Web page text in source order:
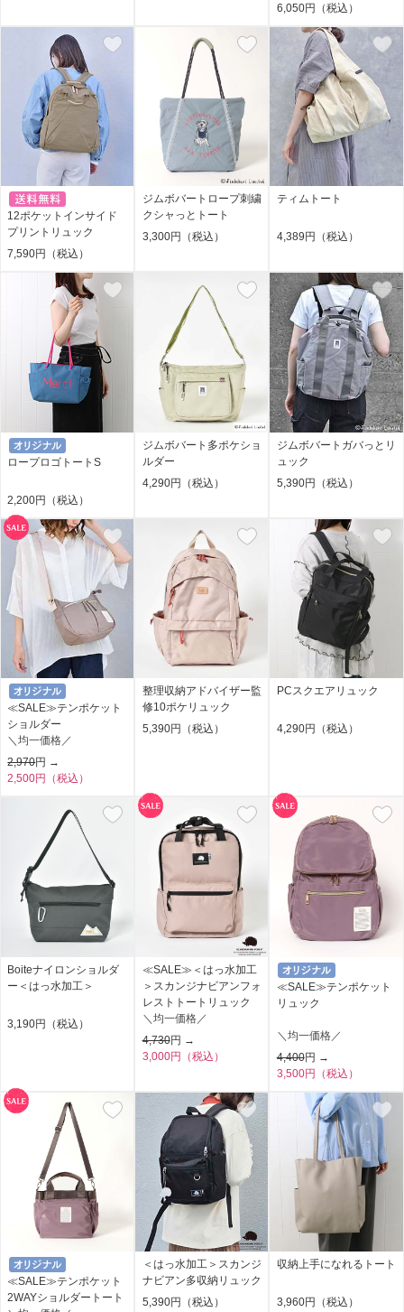
6,050円（税込）
12ポケットインサイド
プリントリュック
7,590円（税込）
ジムボバートロープ刺繍
クシャっとトート
3,300円（税込）
ティムトート
4,389円（税込）
ロープロゴトートS
2,200円（税込）
ジムボバート多ポケショ
ルダー
4,290円（税込）
ジムボバートガバっとリ
ュック
5,390円（税込）
≪SALE≫テンポケット
ショルダー
＼均一価格／
2,970円 →
2,500円（税込）
整理収納アドバイザー監
修10ポケリュック
5,390円（税込）
PCスクエアリュック
4,290円（税込）
Boiteナイロンショルダ
ー＜はっ水加工＞
3,190円（税込）
≪SALE≫＜はっ水加工
＞スカンジナビアンフォ
レストトートリュック
＼均一価格／
4,730円 →
3,000円（税込）
≪SALE≫テンポケット
リュック
＼均一価格／
4,400円 →
3,500円（税込）
≪SALE≫テンポケット
2WAYショルダートート
＜はっ水加工＞スカンジ
ナビアン多収納リュック
5,390円（税込）
収納上手になれるトート
3,960円（税込）